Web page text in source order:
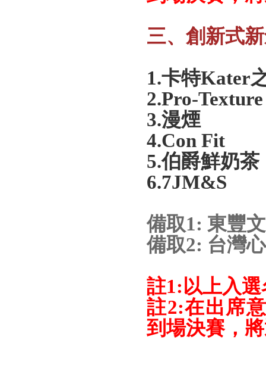
三、創新式
1.卡特Kater
2.Pro-Texture
3.漫煙
4.Con Fit
5.伯爵鮮奶茶
6.7JM&S
備取1: 東豐
備取2: 台灣
註1:以上入
註2:在出席
到場決賽，